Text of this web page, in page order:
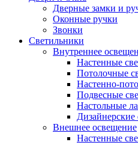
Дверные замки и
Оконные ручки
Звонки
Светильники
Внутреннее
Настенные
Потолочные
Настенно-
Подвесные
Настольные
Дизайнерские
Внешнее освещение
Настенные